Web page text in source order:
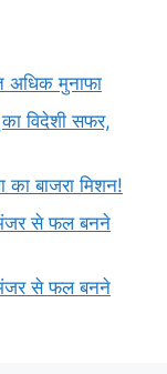
अधिक मुनाफा
विदेशी सफर,
का बाजरा मिशन!
से फल बनने
से फल बनने